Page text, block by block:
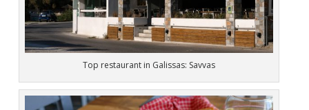
Top restaurant in Galissas: Savvas